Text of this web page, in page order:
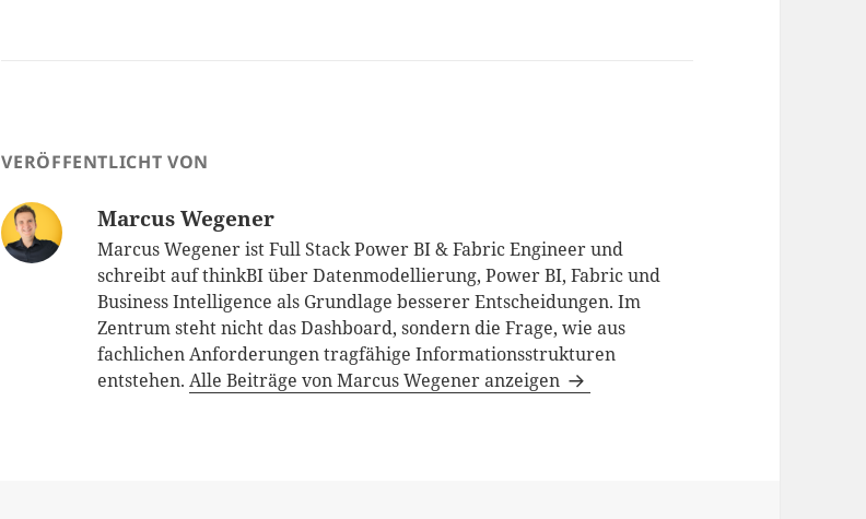
VERÖFFENTLICHT VON
Marcus Wegener
Marcus Wegener ist Full Stack Power BI & Fabric Engineer und
schreibt auf thinkBI über Datenmodellierung, Power BI, Fabric und
Business Intelligence als Grundlage besserer Entscheidungen. Im
Zentrum steht nicht das Dashboard, sondern die Frage, wie aus
fachlichen Anforderungen tragfähige Informationsstrukturen
entstehen.Alle Beiträge von Marcus Wegener anzeigen